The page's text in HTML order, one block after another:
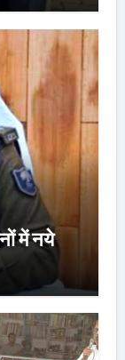
में नये